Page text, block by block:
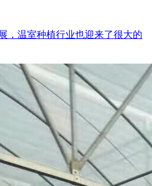
，温室种植行业也迎来了很大的